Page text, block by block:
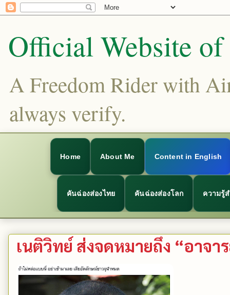
Official Website
A Freedom Rider with
always verify.
Home About Me Content in English
คันฉ่องส่องไทย คันฉ่องส่องโลก ความรู้
เนติวิทย์ ส่งจดหมายถึง “อาจ